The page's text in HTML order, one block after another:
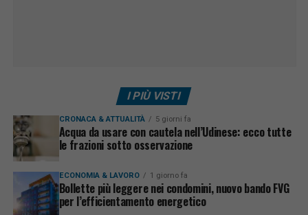
I PIÙ VISTI
CRONACA & ATTUALITÀ 5 giorni fa
Acqua da usare con cautela nell’Udinese: ecco tutte
le frazioni sotto osservazione
ECONOMIA & LAVORO 1 giorno fa
Bollette più leggere nei condomini, nuovo bando FVG
per l’efficientamento energetico